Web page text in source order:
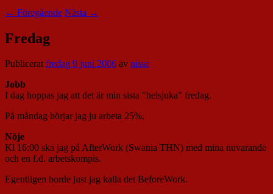
← Föregående Nästa →
Fredag
Publiceratfredag 9 juni 2006 av nisse
Jobb
I dag hoppas jag att det är min sista "helsjuka" fredag.
På måndag börjar jag ju arbeta 25%.
Nöje
Kl 16:00 ska jag på AfterWork (Swania THN) med mina nuvarande
och en f.d. arbetskompis.
Egentligen borde just jag kalla det BeforeWork.